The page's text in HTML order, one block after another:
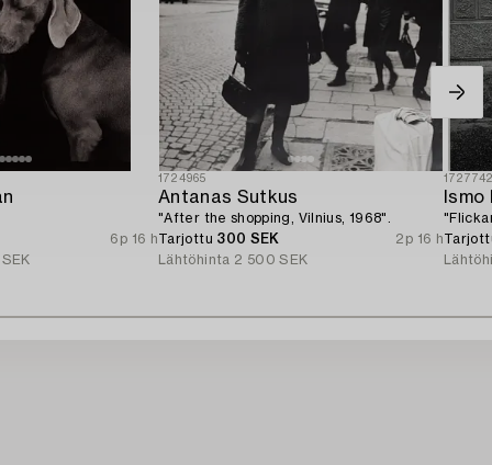
6p 16 h
1724965
Antanas Sutkus
"After the shopping, Vilnius, 1968".
Tarjottu 300 SEK
2p 16 h
Lähtöhinta 2 500 SEK